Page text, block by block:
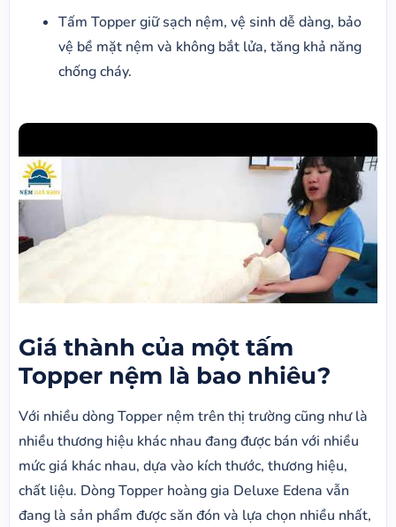
Tấm Topper giữ sạch nệm, vệ sinh dễ dàng, bảo
vệ bề mặt nệm và không bắt lửa, tăng khả năng
chống cháy.
Giá thành của một tấm
Topper nệm là bao nhiêu?
Với nhiều dòng Topper nệm trên thị trường cũng như là
nhiều thương hiệu khác nhau đang được bán với nhiều
mức giá khác nhau, dựa vào kích thước, thương hiệu,
chất liệu. Dòng Topper hoàng gia Deluxe Edena vẫn
đang là sản phẩm được săn đón và lựa chọn nhiều nhất,